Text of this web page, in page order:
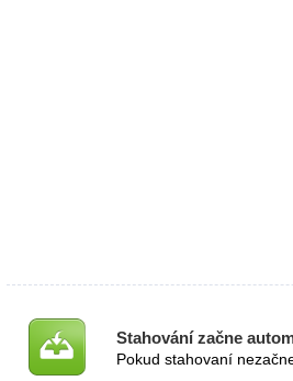
Stahování začne
Pokud stahovaní